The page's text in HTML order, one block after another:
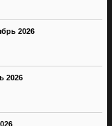
2026
2026